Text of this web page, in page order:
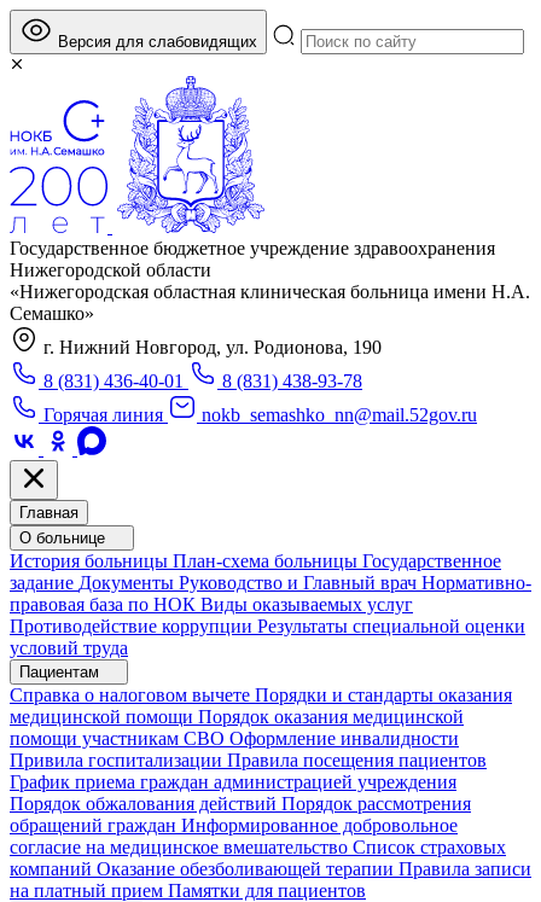
Версия для слабовидящих
Государственное бюджетное учреждение здравоохранения
Нижегородской области
«Нижегородская областная клиническая больница имени Н.А.
Семашко»
г. Нижний Новгород, ул. Родионова, 190
8 (831) 436-40-01
8 (831) 438-93-78
Горячая линия
nokb_semashko_nn@mail.52gov.ru
Главная
О больнице
История больницы План-схема больницы Государственное
задание Документы Руководство и Главный врач Нормативно-
правовая база по НОК Виды оказываемых услуг
Противодействие коррупции Результаты специальной оценки
условий труда
Пациентам
Справка о налоговом вычете Порядки и стандарты оказания
медицинской помощи Порядок оказания медицинской
помощи участникам СВО Оформление инвалидности
Привила госпитализации Правила посещения пациентов
График приема граждан администрацией учреждения
Порядок обжалования действий Порядок рассмотрения
обращений граждан Информированное добровольное
согласие на медицинское вмешательство Список страховых
компаний Оказание обезболивающей терапии Правила записи
на платный прием Памятки для пациентов